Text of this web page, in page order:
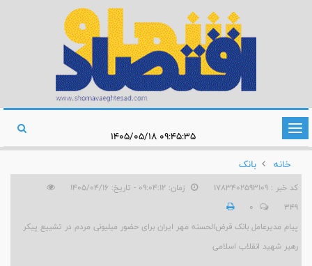
تغییر
وضعیت
ناوبری
۰۹:۴۵:۳۵ ۱۴۰۵/۰۵/۱۸
خانه
بانک
کد خبر : 1783402593109
زمان: ۰۹:۰۴:۱۲ - تاریخ: ۱۴۰۵/۰۴/۱۶
349
0
پیام مدیرعامل بانک قرض‌الحسنه مهر ایران برای حضور میلیونی مردم در تشییع پیکر
رهبر شهید انقلاب اسلامی